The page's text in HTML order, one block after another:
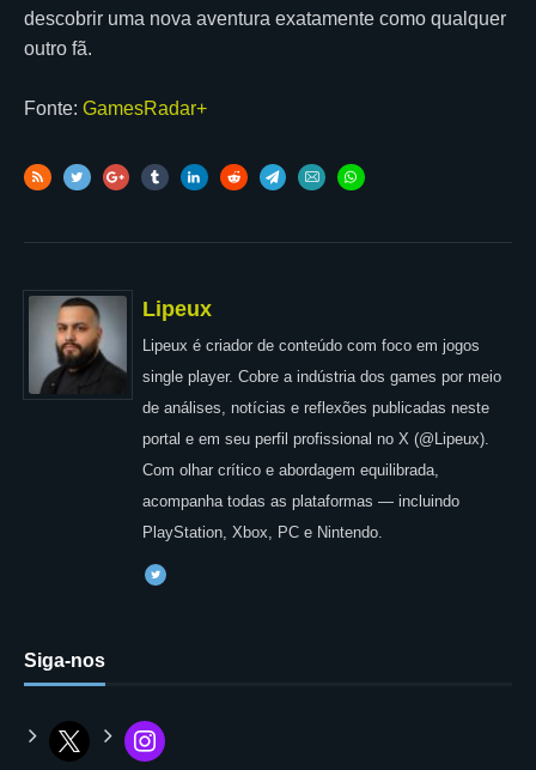
descobrir uma nova aventura exatamente como qualquer
outro fã.
Fonte: GamesRadar+
Lipeux
Lipeux é criador de conteúdo com foco em jogos
single player. Cobre a indústria dos games por meio
de análises, notícias e reflexões publicadas neste
portal e em seu perfil profissional no X (@Lipeux).
Com olhar crítico e abordagem equilibrada,
acompanha todas as plataformas — incluindo
PlayStation, Xbox, PC e Nintendo.
Siga-nos